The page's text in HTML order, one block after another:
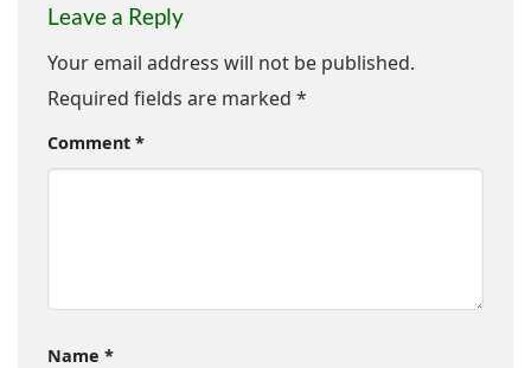
Leave a Reply
Your email address will not be published.
Required fields are marked *
Comment *
Name *